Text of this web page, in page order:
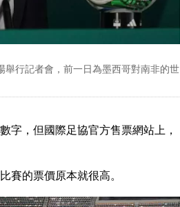
行記者會，前一日為墨西哥對南非的世
字，但國際足協官方售票網站上，
賽的票價原本就很高。